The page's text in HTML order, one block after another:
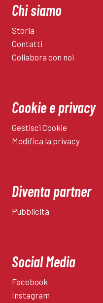
Chi siamo
Storia
Contatti
Collabora con noi
Cookie e privacy
Gestisci Cookie
Modifica la privacy
Diventa partner
Pubblicità
Social Media
Facebook
Instagram